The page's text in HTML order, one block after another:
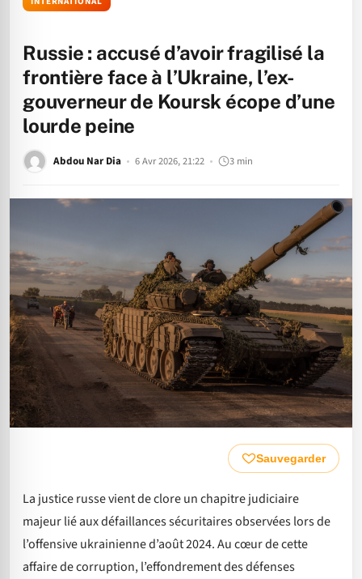
Russie : accusé d’avoir fragilisé la
frontière face à l’Ukraine, l’ex-
gouverneur de Koursk écope d’une
lourde peine
Abdou Nar Dia 6 Avr 2026, 21:22 3 min
Sauvegarder
La justice russe vient de clore un chapitre judiciaire
majeur lié aux défaillances sécuritaires observées lors de
l’offensive ukrainienne d’août 2024. Au cœur de cette
affaire de corruption, l’effondrement des défenses